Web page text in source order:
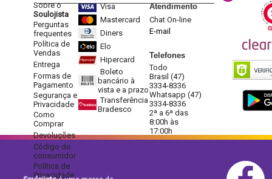
Sobre o
Soulojista
Perguntas
frequentes
Política de
Vendas
Entrega
Formas de
Pagamento
Segurança e
Privacidade
Como
Comprar
Devoluções
Código do
consumidor
Política de
Privacidade
Visa
Mastercard
Diners
Elo
Hipercard
Boleto
bancário à
vista e a prazo
Transferência
Bradesco
Atendimento
Chat On-line
E-mail
Telefones
Todo
Brasil (47)
3334-8336
Whatsapp (47)
3334-8336
2ª a 6ª das
8:00h às
17:00h